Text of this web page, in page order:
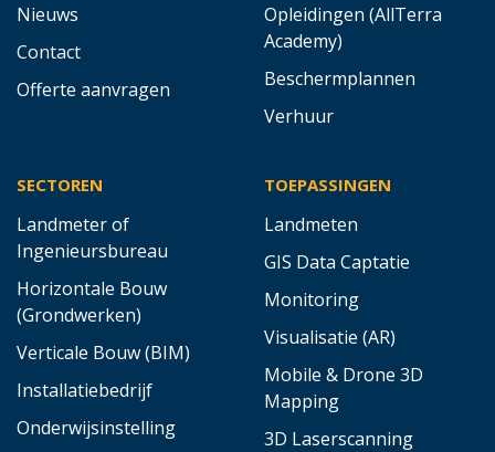
Nieuws
Contact
Offerte aanvragen
Opleidingen (AllTerra
Academy)
Beschermplannen
Verhuur
SECTOREN
Landmeter of
Ingenieursbureau
Horizontale Bouw
(Grondwerken)
Verticale Bouw (BIM)
Installatiebedrijf
Onderwijsinstelling
TOEPASSINGEN
Landmeten
GIS Data Captatie
Monitoring
Visualisatie (AR)
Mobile & Drone 3D
Mapping
3D Laserscanning